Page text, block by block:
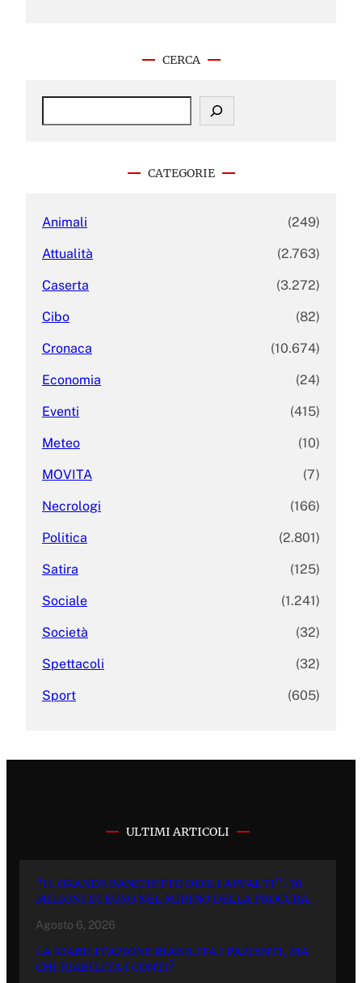
CERCA
S
CATEGORIE
Animali (249)
Attualità (2.763)
Caserta (3.272)
Cibo (82)
Cronaca (10.674)
Economia (24)
Eventi (415)
Meteo (10)
MOVITA (7)
Necrologi (166)
Politica (2.801)
Satira (125)
Sociale (1.241)
Società (32)
Spettacoli (32)
Sport (605)
ULTIMI ARTICOLI
“IL GRANDE BANCHETTO DEGLI APPALTI”: 70
MILIONI DI EURO NEL MIRINO DELLA PROCURA.
Agosto 6, 2026
LA RIABILITAZIONE RIABILITA I PAZIENTI, MA
CHI RIABILITA I CONTI?